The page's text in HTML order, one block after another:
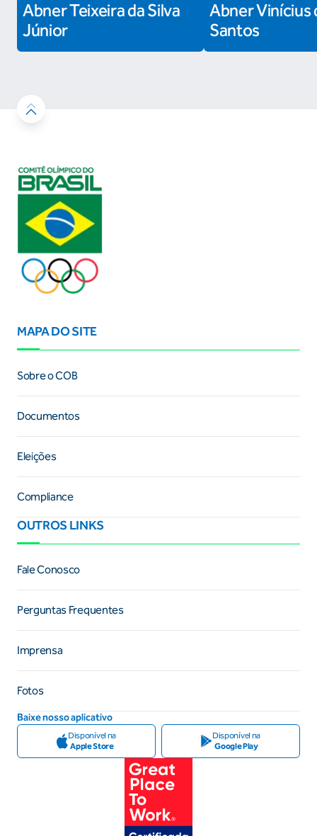
Abner Teixeira da Silva
Júnior
Abner Vinícius
Santos
MAPA DO SITE
Sobre o COB
Documentos
Eleições
Compliance
OUTROS LINKS
Fale Conosco
Perguntas Frequentes
Imprensa
Fotos
Baixe nosso aplicativo
Disponível na
Apple Store
Disponível na
Google Play